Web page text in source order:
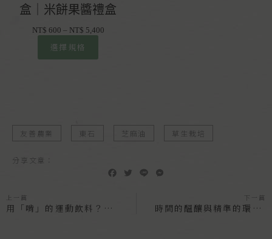
盒｜米餅果醬禮盒
NT$ 600 – NT$ 5,400
選擇規格
友善農業 東石 芝麻油 草生栽培
分享文章：
s
上一篇
用「啃」的運動飲料？黃瓜家族的水噹噹擔當──水果黃瓜
下一篇
時間的醞釀與精準的環控，只為一朵白而圓潤的洋菇